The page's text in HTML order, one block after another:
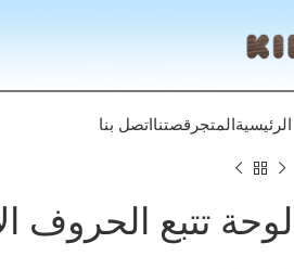
الرئيسية المتجر قصتنا اتصل بنا
لوحة تتبع الحروف